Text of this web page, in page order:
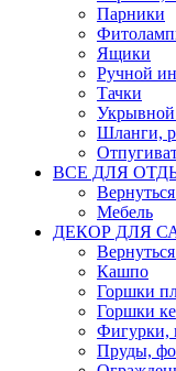
Парники
Ящики
Ручной
Тачки
Укрывной
Шланги,
ВСЕ ДЛЯ
Мебель
ДЕКОР ДЛЯ
Кашпо
Горшки
Горшки
Фигурки,
Пруды,